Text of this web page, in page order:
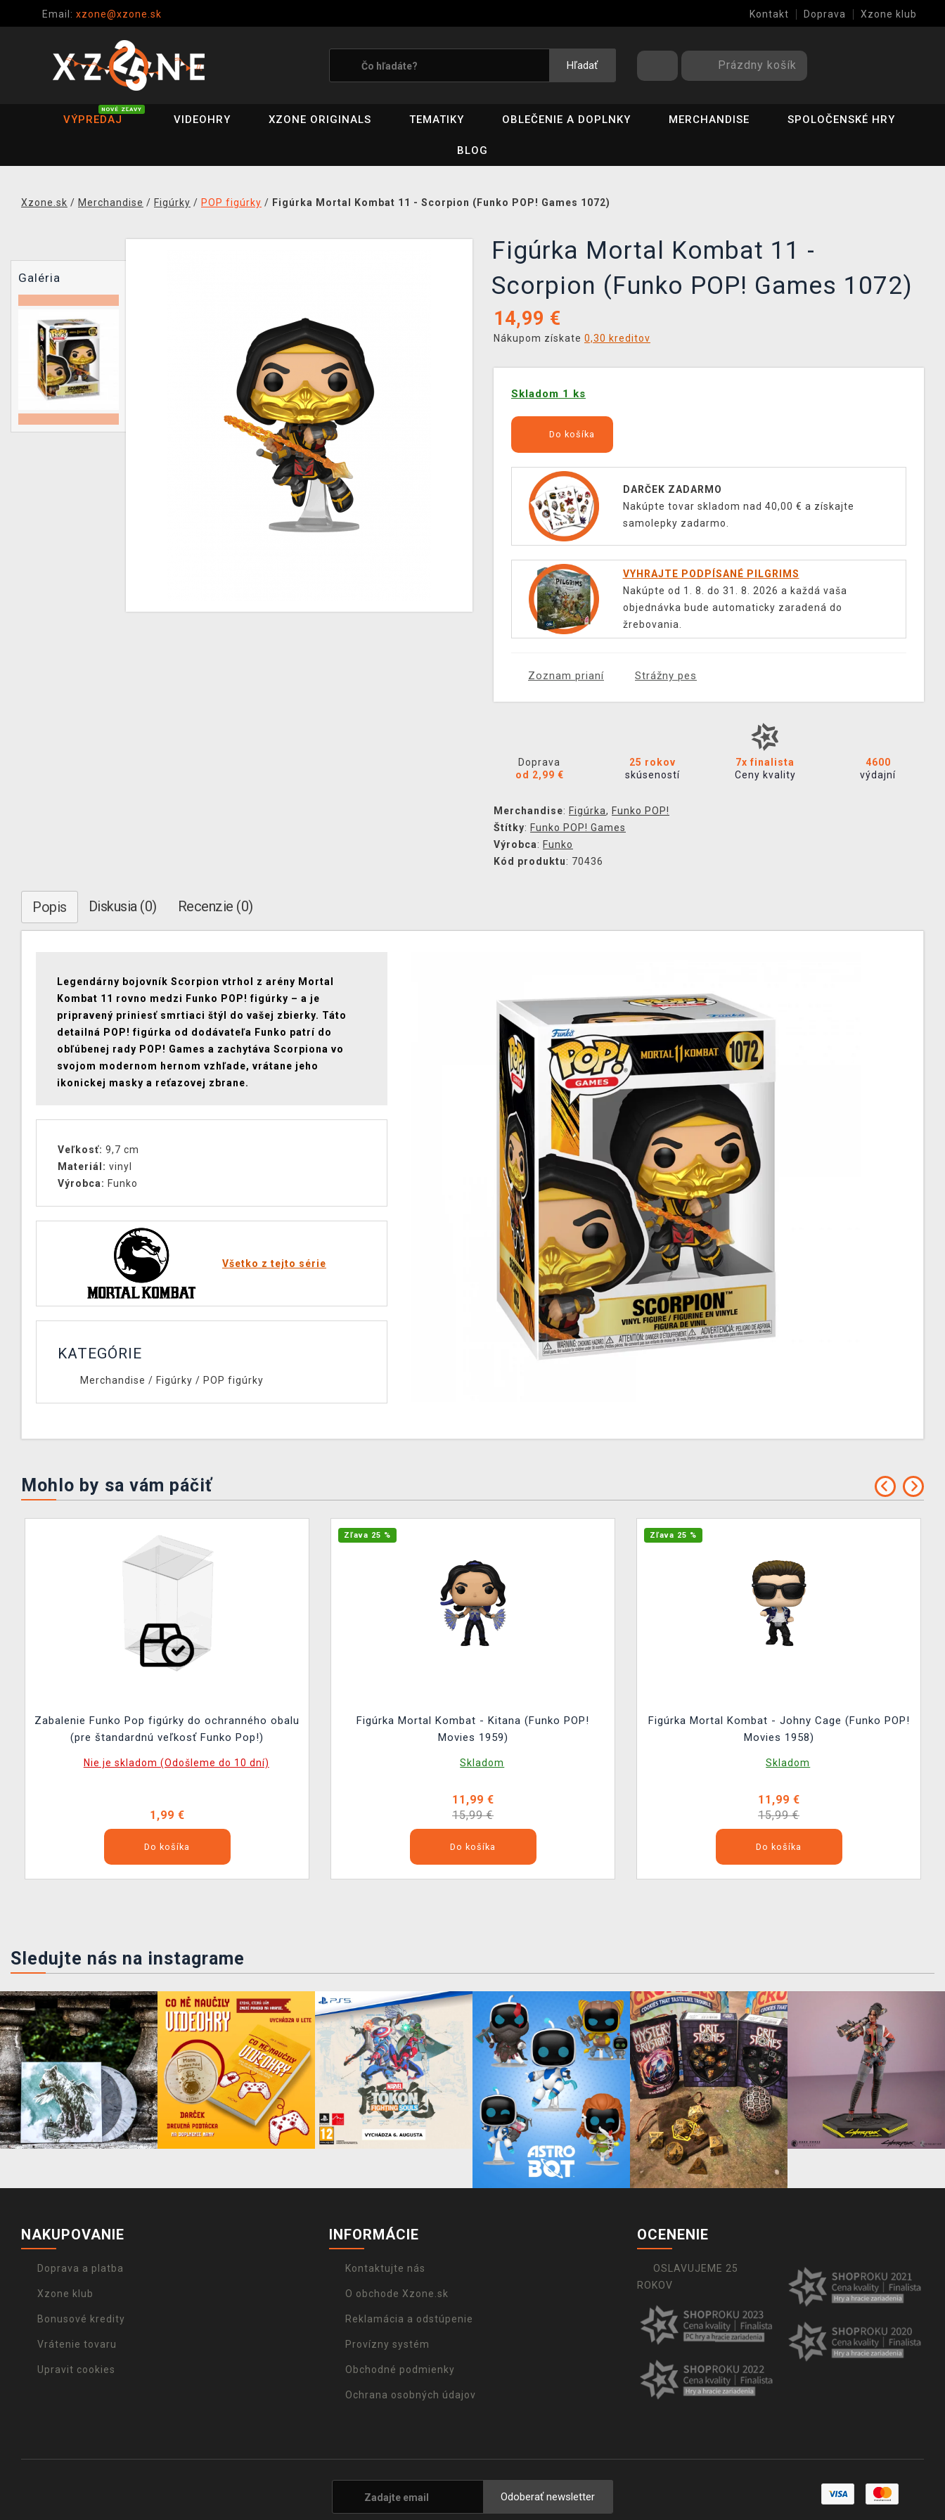
Email: xzone@xzone.sk Kontakt Doprava Xzone klub
Hľadať Prázdny košík
VÝPREDAJ
NOVÉ ZĽAVY
VIDEOHRY XZONE ORIGINALS TEMATIKY OBLEČENIE A DOPLNKY MERCHANDISE SPOLOČENSKÉ HRY
BLOG
Xzone.sk / Merchandise / Figúrky / POP figúrky / Figúrka Mortal Kombat 11 - Scorpion (Funko POP! Games 1072)
Galéria
Figúrka Mortal Kombat 11 -
Scorpion (Funko POP! Games 1072)
14,99 €
Nákupom získate 0,30 kreditov
Skladom 1 ks
Do košíka
DARČEK ZADARMO
Nakúpte tovar skladom nad 40,00 € a získajte
samolepky zadarmo.
VYHRAJTE PODPÍSANÉ PILGRIMS
Nakúpte od 1. 8. do 31. 8. 2026 a každá vaša
objednávka bude automaticky zaradená do
žrebovania.
Zoznam prianí Strážny pes
Doprava
od 2,99 €
25 rokov
skúseností
7x finalista
Ceny kvality
4600
výdajní
Merchandise: Figúrka, Funko POP!
Štítky: Funko POP! Games
Výrobca: Funko
Kód produktu: 70436
Popis Diskusia (0) Recenzie (0)
Legendárny bojovník Scorpion vtrhol z arény Mortal
Kombat 11 rovno medzi Funko POP! figúrky – a je
pripravený priniesť smrtiaci štýl do vašej zbierky. Táto
detailná POP! figúrka od dodávateľa Funko patrí do
obľúbenej rady POP! Games a zachytáva Scorpiona vo
svojom modernom hernom vzhľade, vrátane jeho
ikonickej masky a reťazovej zbrane.
Veľkosť: 9,7 cm
Materiál: vinyl
Výrobca: Funko
Všetko z tejto série
KATEGÓRIE
Merchandise / Figúrky / POP figúrky
Mohlo by sa vám páčiť
Zabalenie Funko Pop figúrky do ochranného obalu
(pre štandardnú veľkosť Funko Pop!)
Nie je skladom (Odošleme do 10 dní)
1,99 €
Do košíka
Zľava 25 %
Figúrka Mortal Kombat - Kitana (Funko POP!
Movies 1959)
Skladom
11,99 €
15,99 €
Do košíka
Zľava 25 %
Figúrka Mortal Kombat - Johny Cage (Funko POP!
Movies 1958)
Skladom
11,99 €
15,99 €
Do košíka
Sledujte nás na instagrame
NAKUPOVANIE
Doprava a platba
Xzone klub
Bonusové kredity
Vrátenie tovaru
Upravit cookies
INFORMÁCIE
Kontaktujte nás
O obchode Xzone.sk
Reklamácia a odstúpenie
Provízny systém
Obchodné podmienky
Ochrana osobných údajov
OCENENIE
OSLAVUJEME 25
ROKOV
Odoberať newsletter